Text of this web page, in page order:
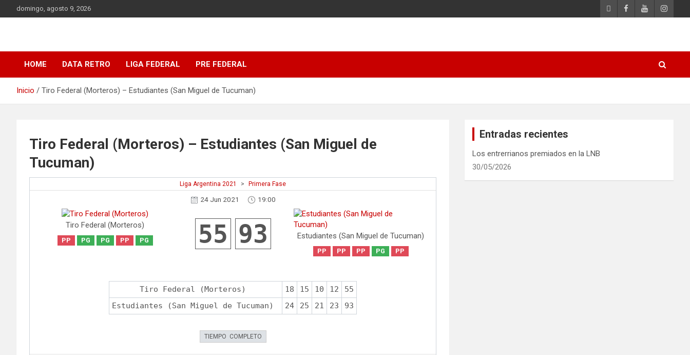
al
domingo, agosto 9, 2026
DATA Basquet
HOME DATA RETRO LIGA FEDERAL PRE FEDERAL
Inicio Tiro Federal (Morteros) – Estudiantes (San Miguel de Tucuman)
Tiro Federal (Morteros) – Estudiantes (San Miguel de
Tucuman)
Liga Argentina 2021 > Primera Fase
24 Jun 2021 19:00
Tiro Federal (Morteros)
PP PG PG PP PG 55 93 Estudiantes (San Miguel de Tucuman)
PP PP PP PG PP
Tiro Federal (Morteros) 18 15 10 12
55
Estudiantes (San Miguel de Tucuman)
24 25 21 23 93
TIEMPO COMPLETO
Entradas recientes
Los entrerrianos premiados en la LNB
30/05/2026